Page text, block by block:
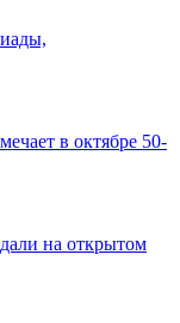
в октябре 50-
на открытом